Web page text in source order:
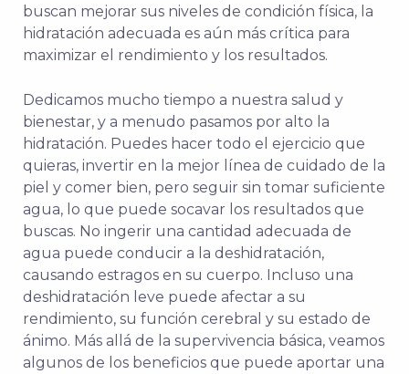
buscan mejorar sus niveles de condición física, la
hidratación adecuada es aún más crítica para
maximizar el rendimiento y los resultados.
Dedicamos mucho tiempo a nuestra salud y
bienestar, y a menudo pasamos por alto la
hidratación. Puedes hacer todo el ejercicio que
quieras, invertir en la mejor línea de cuidado de la
piel y comer bien, pero seguir sin tomar suficiente
agua, lo que puede socavar los resultados que
buscas. No ingerir una cantidad adecuada de
agua puede conducir a la deshidratación,
causando estragos en su cuerpo. Incluso una
deshidratación leve puede afectar a su
rendimiento, su función cerebral y su estado de
ánimo. Más allá de la supervivencia básica, veamos
algunos de los beneficios que puede aportar una